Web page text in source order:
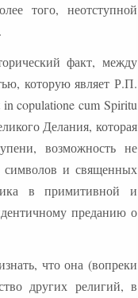
того, неотступной
факт, между
которую являет Р.П.
copulatione cum Spiritu
Делания, которая
возможность не
символов и священных
в примитивной и
преданию о
что она (вопреки
других религий, в